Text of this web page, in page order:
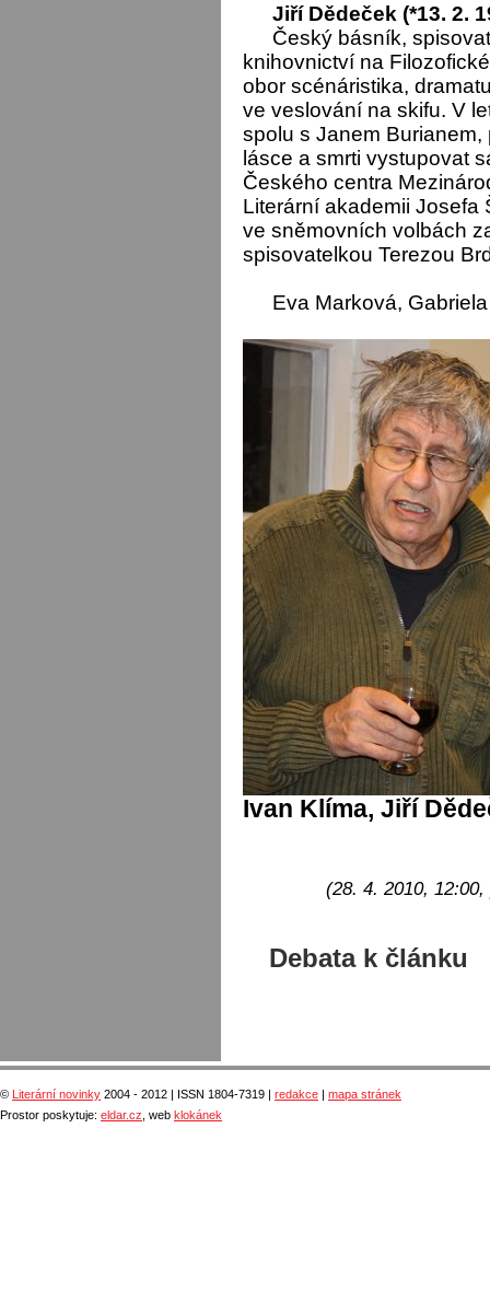
Jiří Dědeček (*13. 2.
Český básník,
knihovnictví na
obor scénáristika,
ve veslování na skifu. V
spolu s Janem
lásce a smrti vystupovat
Českého centra
Literární akademii Josefa
ve sněmovních volbách
spisovatelkou Terezou
Eva Marková,
Ivan Klíma, Jiří
(28. 4. 2010,
Debata k článku
© Literární novinky 2004 - 2012 | ISSN 1804-7319 | redakce
mapa stránek
Prostor poskytuje: eldar.cz , web klokánek